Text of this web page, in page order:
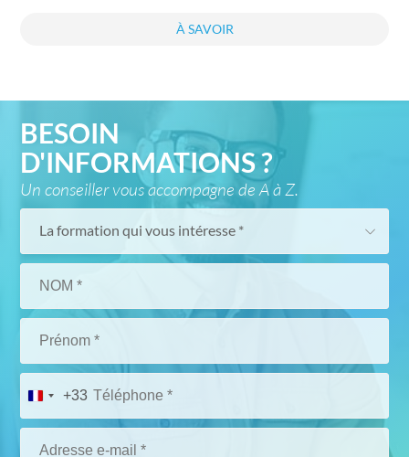
À SAVOIR
BESOIN
D'INFORMATIONS ?
Un conseiller vous accompagne de A à Z.
La formation qui vous intéresse *
+33